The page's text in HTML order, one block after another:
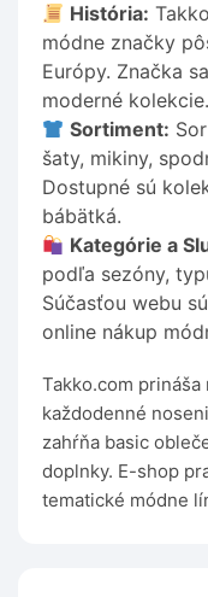
História:
módne značky
Európy. Značka
moderné kolekcie.
Sortiment:
šaty, mikiny,
Dostupné sú
bábätká.
Kategórie a
podľa sezóny,
Súčasťou webu
online nákup
Takko.com
každodenné
zahŕňa basic
doplnky. E-shop
tematické módne